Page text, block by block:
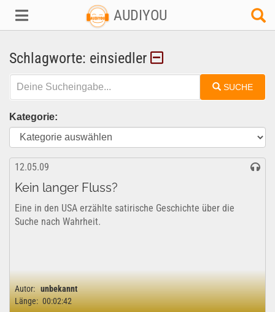
AUDIYOU
Schlagworte: einsiedler
SUCHE
Kategorie:
12.05.09
Kein langer Fluss?
Eine in den USA erzählte satirische Geschichte über die
Suche nach Wahrheit.
Autor: unbekannt
Länge: 00:02:42